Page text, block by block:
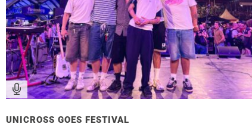
UNICROSS GOES FESTIVAL